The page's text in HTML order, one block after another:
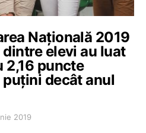
Națională 2019
dintre elevi au luat
2,16 puncte
decât anul
2019